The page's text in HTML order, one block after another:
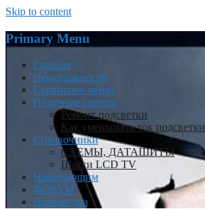
Skip to content
Primary Menu
Главная
Неисправности
Сервисное меню
Полезные советы
Ремонт подсветки
Как уменьшить ток подсветки
Справочники
СХЕМЫ, ДАТАШИТЫ
Шасси LCD TV
Начинающим
ФОРУМ
Литература